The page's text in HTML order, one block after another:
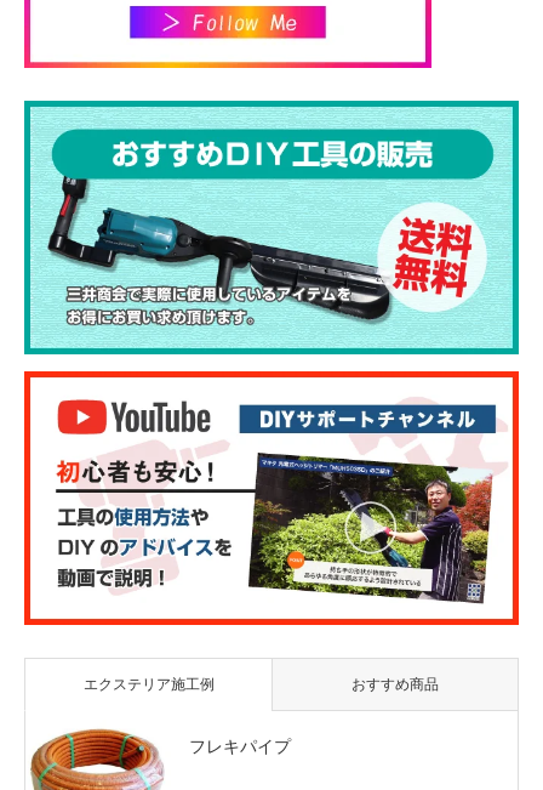
エクステリア施工例 おすすめ商品
フレキパイプ